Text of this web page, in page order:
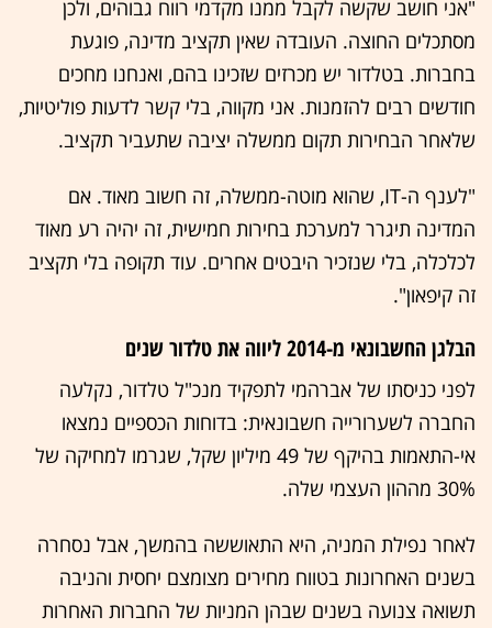
"אני חושב שקשה לקבל ממנו מקדמי רווח גבוהים, ולכן
מסתכלים החוצה. העובדה שאין תקציב מדינה, פוגעת
בחברות. בטלדור יש מכרזים שזכינו בהם, ואנחנו מחכים
חודשים רבים להזמנות. אני מקווה, בלי קשר לדעות פוליטיות,
שלאחר הבחירות תקום ממשלה יציבה שתעביר תקציב.
"לענף ה-IT, שהוא מוטה-ממשלה, זה חשוב מאוד. אם
המדינה תיגרר למערכת בחירות חמישית, זה יהיה רע מאוד
לכלכלה, בלי שנזכיר היבטים אחרים. עוד תקופה בלי תקציב
זה קיפאון".
הבלגן החשבונאי מ-2014 ליווה את טלדור שנים
לפני כניסתו של אברהמי לתפקיד מנכ"ל טלדור, נקלעה
החברה לשערורייה חשבונאית: בדוחות הכספיים נמצאו
אי-התאמות בהיקף של 49 מיליון שקל, שגרמו למחיקה של
30% מההון העצמי שלה.
לאחר נפילת המניה, היא התאוששה בהמשך, אבל נסחרה
בשנים האחרונות בטווח מחירים מצומצם יחסית והניבה
תשואה צנועה בשנים שבהן המניות של החברות האחרות